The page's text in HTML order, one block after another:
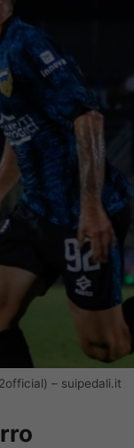
– suipedali.it